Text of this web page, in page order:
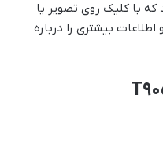
با کلیک روی تصویر یا
بیشتری را درباره